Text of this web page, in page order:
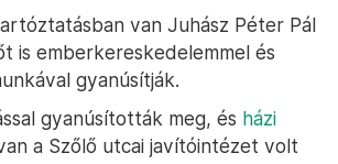
van Juhász Péter Pál
is emberkereskedelemmel és
gyanúsítják.
gyanúsították meg, és házi
a Szőlő utcai javítóintézet volt